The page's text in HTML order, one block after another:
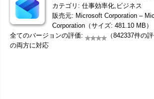
カテゴリ: 仕事効率化,ビジネス
販売元: Microsoft Corporation –
Corporation（サイズ: 481.10 MB）
全てのバージョンの評価:
（842337件の
の両方に対応